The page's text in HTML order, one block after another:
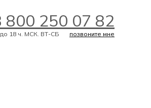
800 250 07 82
позвоните мне
до 18 ч. МСК. ВТ-СБ